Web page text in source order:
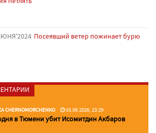
Посеявший ветер пожинает бурю
CHERNOMORCHENKO 03.06.2026, 23:29
в Тюмени убит Исомитдин Акбаров